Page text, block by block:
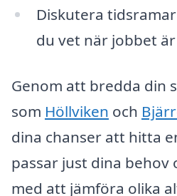
Diskutera
du vet när jobbet
Genom att bredda din
som Höllviken och
dina chanser att hitta
passar just dina behov
med att jämföra olika